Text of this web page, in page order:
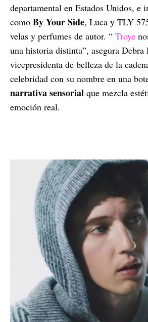
departamental en Estados Unidos, e
como By Your Side, Luca y TLY
velas y perfumes de autor. “ Troye
una historia distinta”, asegura Debra
vicepresidenta de belleza de la
celebridad con su nombre en una
narrativa sensorial que mezcla
emoción real.